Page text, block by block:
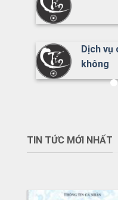
Dịch vụ
không
TIN TỨC MỚI NHẤT